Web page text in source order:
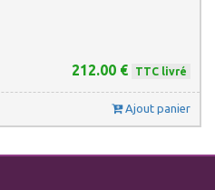
212.00 € TTC livré
Ajout panier